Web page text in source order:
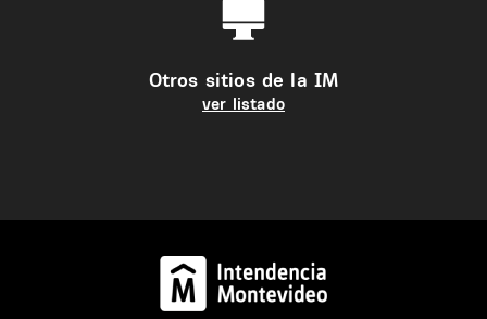
Otros sitios de la IM
ver listado